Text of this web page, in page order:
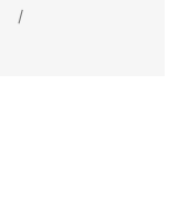
/